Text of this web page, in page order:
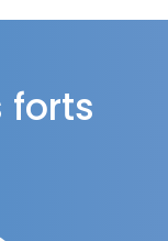
forts